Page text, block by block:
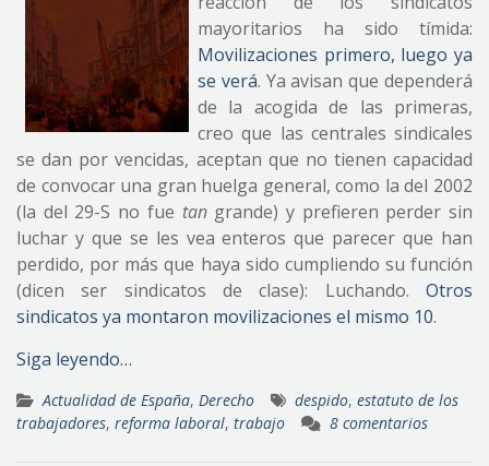
mayoritarios ha sido tímida:
Movilizaciones primero, luego ya
se verá. Ya avisan que dependerá
de la acogida de las primeras,
creo que las centrales sindicales
se dan por vencidas, aceptan que no tienen capacidad
de convocar una gran huelga general, como la del 2002
(la del 29-S no fue tangrande) y prefieren perder sin
luchar y que se les vea enteros que parecer que han
perdido, por más que haya sido cumpliendo su función
(dicen ser sindicatos de clase): Luchando. Otros
sindicatos ya montaron movilizaciones el mismo 10.
Siga leyendo…
Actualidad de España, Derecho despido, estatuto de los
trabajadores, reforma laboral, trabajo 8 comentarios